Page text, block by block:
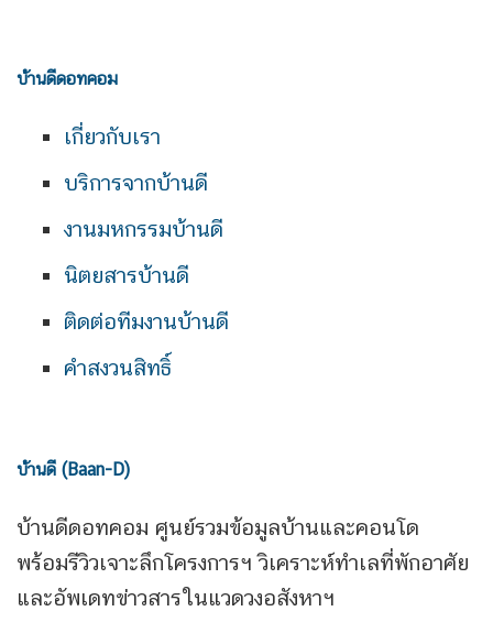
บ้านดีดอทคอม
เกี่ยวกับเรา
บริการจากบ้านดี
งานมหกรรมบ้านดี
นิตยสารบ้านดี
ติดต่อทีมงานบ้านดี
คำสงวนสิทธิ์
บ้านดี (Baan-D)
บ้านดีดอทคอม ศูนย์รวมข้อมูลบ้านและคอนโด
พร้อมรีวิวเจาะลึกโครงการฯ วิเคราะห์ทำเลที่พักอาศัย
และอัพเดทข่าวสารในแวดวงอสังหาฯ